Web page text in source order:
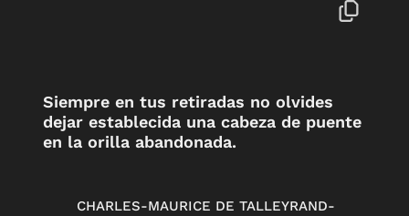
Siempre en tus retiradas no olvides
dejar establecida una cabeza de puente
en la orilla abandonada.
CHARLES-MAURICE DE TALLEYRAND-